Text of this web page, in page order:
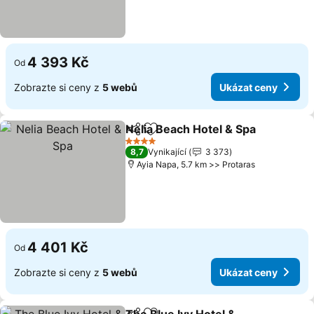
Od 4 393 Kč
Zobrazte si ceny z 5 webů Ukázat ceny
SdíletPřidat na seznam oblíbených
Nelia Beach Hotel & Spa
4 Počet hvězdiček
8,7 Vynikající
3 373
Ayia Napa, 5.7 km >> Protaras
Od 4 401 Kč
Zobrazte si ceny z 5 webů Ukázat ceny